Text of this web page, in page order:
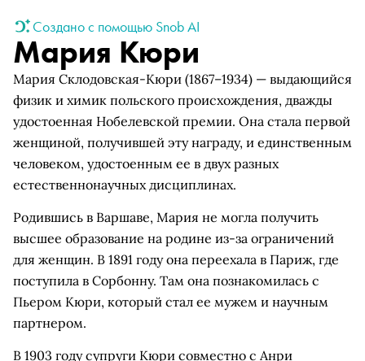
Создано с помощью Snob AI
Мария Кюри
Мария Склодовская-Кюри (1867–1934) — выдающийся
физик и химик польского происхождения, дважды
удостоенная Нобелевской премии. Она стала первой
женщиной, получившей эту награду, и единственным
человеком, удостоенным ее в двух разных
естественнонаучных дисциплинах.
Родившись в Варшаве, Мария не могла получить
высшее образование на родине из-за ограничений
для женщин. В 1891 году она переехала в Париж, где
поступила в Сорбонну. Там она познакомилась с
Пьером Кюри, который стал ее мужем и научным
партнером.
В 1903 году супруги Кюри совместно с Анри